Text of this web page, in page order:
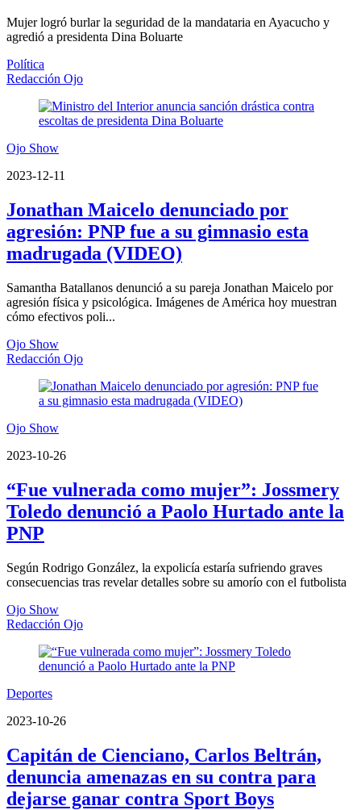
Mujer logró burlar la seguridad de la mandataria en Ayacucho y
agredió a presidenta Dina Boluarte
Política
Redacción Ojo
Ojo Show
2023-12-11
Jonathan Maicelo denunciado por
agresión: PNP fue a su gimnasio esta
madrugada (VIDEO)
Samantha Batallanos denunció a su pareja Jonathan Maicelo por
agresión física y psicológica. Imágenes de América hoy muestran
cómo efectivos poli...
Ojo Show
Redacción Ojo
Ojo Show
2023-10-26
“Fue vulnerada como mujer”: Jossmery
Toledo denunció a Paolo Hurtado ante la
PNP
Según Rodrigo González, la expolicía estaría sufriendo graves
consecuencias tras revelar detalles sobre su amorío con el futbolista
Ojo Show
Redacción Ojo
Deportes
2023-10-26
Capitán de Cienciano, Carlos Beltrán,
denuncia amenazas en su contra para
dejarse ganar contra Sport Boys